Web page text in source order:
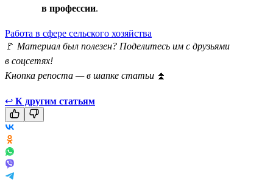
в профессии.
Работа в сфере сельского хозяйства
🚩 Материал был полезен? Поделитесь им с друзьями
в соцсетях!
Кнопка репоста — в шапке статьи ⏫
↩ К другим статьям